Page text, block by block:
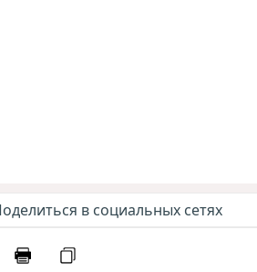
в социальных сетях